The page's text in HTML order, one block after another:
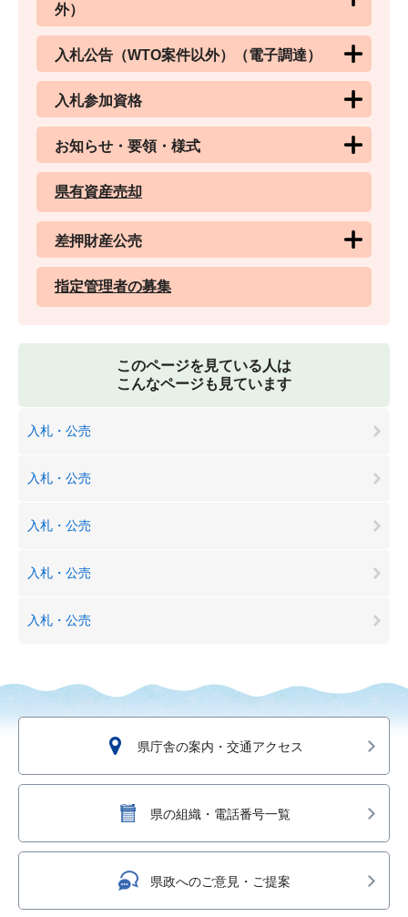
外）
入札公告（WTO案件以外）（電子調達）
入札参加資格
お知らせ・要領・様式
県有資産売却
差押財産公売
指定管理者の募集
このページを見ている人は
こんなページも見ています
入札・公売
入札・公売
入札・公売
入札・公売
入札・公売
県庁舎の案内・交通アクセス
県の組織・電話番号一覧
県政へのご意見・ご提案